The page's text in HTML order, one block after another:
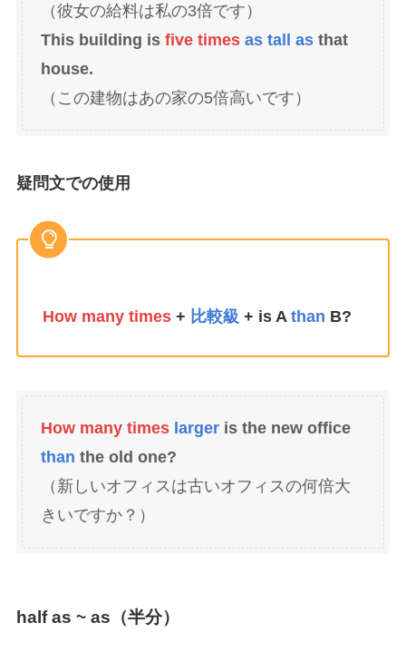
（彼女の給料は私の3倍です）
This building is five timesas tall asthat
house.
（この建物はあの家の5倍高いです）
疑問文での使用
How many times + 比較級 + is Athan B?
How many times largeris the new office
than the old one?
（新しいオフィスは古いオフィスの何倍大
きいですか？）
half as ~ as（半分）